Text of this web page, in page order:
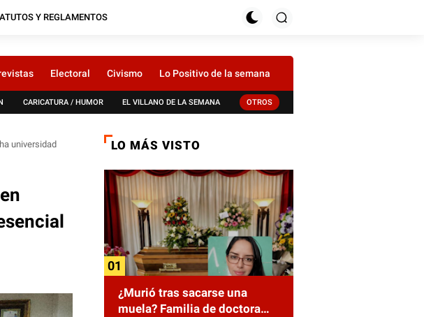
Y REGLAMENTOS
Electoral Civismo Lo Positivo de la semana
CARICATURA / HUMOR EL VILLANO DE LA SEMANA OTROS
universidad
LO MÁS VISTO
¿Murió tras sacarse una
muela? Familia de doctora